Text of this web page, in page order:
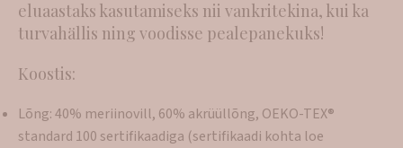
eluaastaks kasutamiseks nii vankritekina, kui ka
turvahällis ning voodisse pealepanekuks!
Koostis:
Lõng: 40% meriinovill, 60% akrüüllõng, OEKO-TEX®
standard 100 sertifikaadiga (sertifikaadi kohta loe